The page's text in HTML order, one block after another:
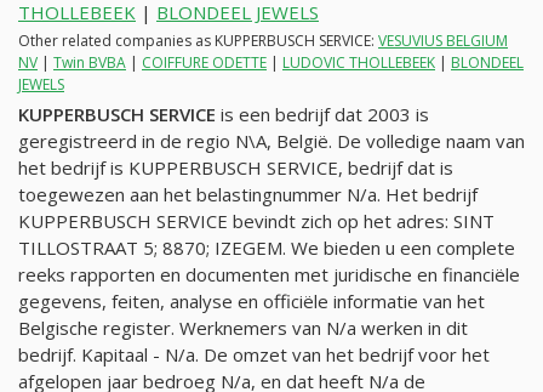
THOLLEBEEK | BLONDEEL JEWELS
Other related companies as KUPPERBUSCH SERVICE: VESUVIUS BELGIUM
NV | Twin BVBA | COIFFURE ODETTE | LUDOVIC THOLLEBEEK | BLONDEEL
JEWELS
KUPPERBUSCH SERVICE is een bedrijf dat 2003 is
geregistreerd in de regio N\A, België. De volledige naam van
het bedrijf is KUPPERBUSCH SERVICE, bedrijf dat is
toegewezen aan het belastingnummer N/a. Het bedrijf
KUPPERBUSCH SERVICE bevindt zich op het adres: SINT
TILLOSTRAAT 5; 8870; IZEGEM. We bieden u een complete
reeks rapporten en documenten met juridische en financiële
gegevens, feiten, analyse en officiële informatie van het
Belgische register. Werknemers van N/a werken in dit
bedrijf. Kapitaal - N/a. De omzet van het bedrijf voor het
afgelopen jaar bedroeg N/a, en dat heeft N/a de